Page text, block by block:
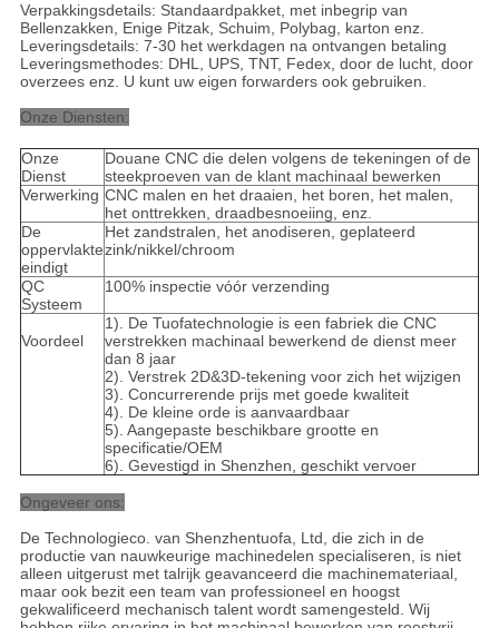
Verpakkingsdetails: Standaardpakket, met inbegrip van
Bellenzakken, Enige Pitzak, Schuim, Polybag, karton enz.
Leveringsdetails: 7-30 het werkdagen na ontvangen betaling
Leveringsmethodes: DHL, UPS, TNT, Fedex, door de lucht, door
overzees enz. U kunt uw eigen forwarders ook gebruiken.
Onze Diensten:
Onze
Dienst
Douane CNC die delen volgens de tekeningen of de
steekproeven van de klant machinaal bewerken
Verwerking CNC malen en het draaien, het boren, het malen,
het onttrekken, draadbesnoeiing, enz.
De
oppervlakte
eindigt
Het zandstralen, het anodiseren, geplateerd
zink/nikkel/chroom
QC
Systeem
100% inspectie vóór verzending
Voordeel
1). De Tuofatechnologie is een fabriek die CNC
verstrekken machinaal bewerkend de dienst meer
dan 8 jaar
2). Verstrek 2D&3D-tekening voor zich het wijzigen
3). Concurrerende prijs met goede kwaliteit
4). De kleine orde is aanvaardbaar
5). Aangepaste beschikbare grootte en
specificatie/OEM
6). Gevestigd in Shenzhen, geschikt vervoer
Ongeveer ons:
De Technologieco. van Shenzhentuofa, Ltd, die zich in de
productie van nauwkeurige machinedelen specialiseren, is niet
alleen uitgerust met talrijk geavanceerd die machinemateriaal,
maar ook bezit een team van professioneel en hoogst
gekwalificeerd mechanisch talent wordt samengesteld. Wij